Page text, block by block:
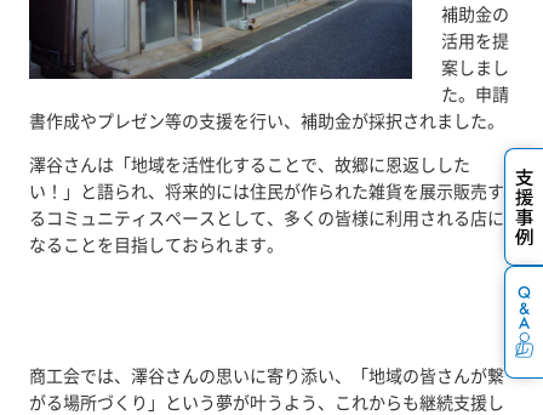
補助金の
活用を提
案しまし
た。申請
書作成やプレゼン等の支援を行い、補助金が採択されました。
澤谷さんは「地域を活性化することで、故郷に恩返しした
い！」と語られ、将来的には住民が作られた雑貨を展示販売す
るコミュニティスペースとして、多くの皆様に利用される店に
なることを目指しておられます。
商工会では、澤谷さんの思いに寄り添い、「地域の皆さんが繋
がる場所づくり」という夢が叶うよう、これからも継続支援し